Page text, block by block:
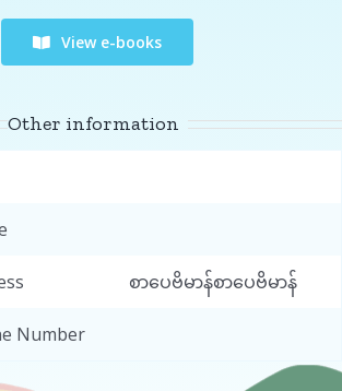
View e-books
Other information
စာပေဗိမာန်စာပေဗိမာန်
Number